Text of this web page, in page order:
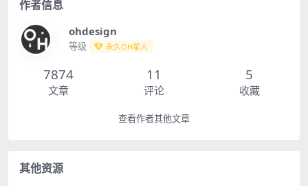
作者信息
ohdesign
等级 永久OH星人
7874
文章
11
评论
5
收藏
查看作者其他文章
其他资源